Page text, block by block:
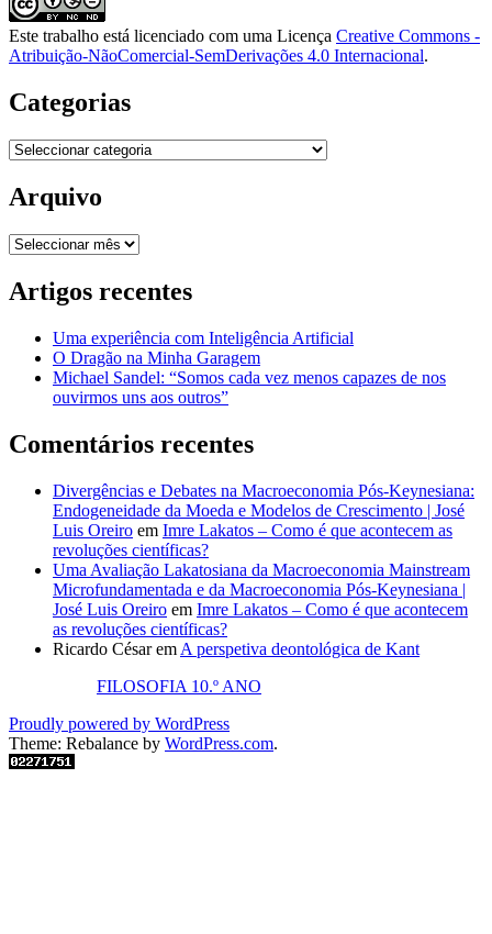
Este trabalho está licenciado com uma Licença Creative Commons -
Atribuição-NãoComercial-SemDerivações 4.0 Internacional.
Categorias
Categorias
Arquivo
Arquivo
Artigos recentes
Uma experiência com Inteligência Artificial
O Dragão na Minha Garagem
Michael Sandel: “Somos cada vez menos capazes de nos
ouvirmos uns aos outros”
Comentários recentes
Divergências e Debates na Macroeconomia Pós-Keynesiana:
Endogeneidade da Moeda e Modelos de Crescimento | José
Luis Oreiro em Imre Lakatos – Como é que acontecem as
revoluções científicas?
Uma Avaliação Lakatosiana da Macroeconomia Mainstream
Microfundamentada e da Macroeconomia Pós-Keynesiana |
José Luis Oreiro em Imre Lakatos – Como é que acontecem
as revoluções científicas?
Ricardo Césarem A perspetiva deontológica de Kant
FILOSOFIA 10.º ANO
Proudly powered by WordPress
Theme: Rebalance by WordPress.com.